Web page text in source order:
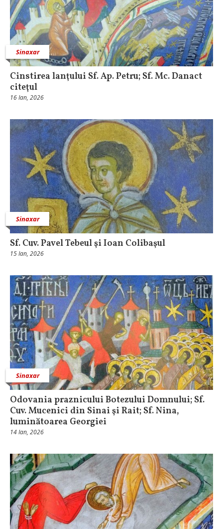
Sinaxar
Cinstirea lanţului Sf. Ap. Petru; Sf. Mc. Danact
citeţul
16 Ian, 2026
Sinaxar
Sf. Cuv. Pavel Tebeul şi Ioan Colibaşul
15 Ian, 2026
Sinaxar
Odovania praznicului Botezului Domnului; Sf.
Cuv. Mucenici din Sinai şi Rait; Sf. Nina,
luminătoarea Georgiei
14 Ian, 2026